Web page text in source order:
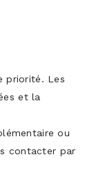
priorité. Les
et la
ou
contacter par